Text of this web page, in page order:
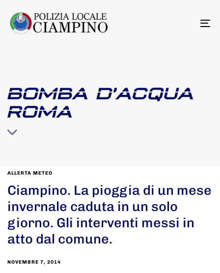
BOMBA D’ACQUA
ROMA
ALLERTA METEO
Ciampino. La pioggia di un mese
invernale caduta in un solo
giorno. Gli interventi messi in
atto dal comune.
NOVEMBRE 7, 2014